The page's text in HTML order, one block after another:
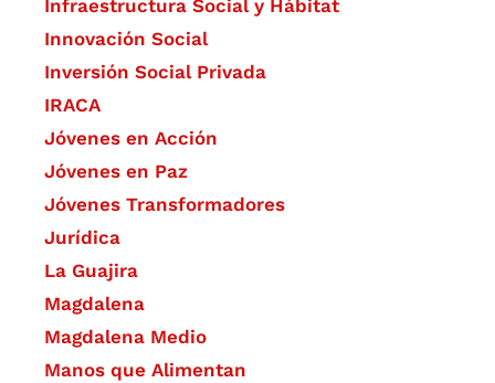
Infraestructura Social y Hábitat
​Innovación Social
Inversión Social Privada
IRACA
Jóvenes en Acción
Jóvenes en Paz
Jóvenes Transformadores
Jurídica
La Guajira
Magdalena
Magdalena Medio
Manos que Alimentan